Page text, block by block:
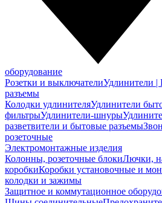
оборудование
Розетки и выключателиУдлинители |
разъемы
Колодки удлинителяУдлинители
фильтрыУдлинители-шнуры
разветвители и бытовые разъемы
розеточные
Электромонтажные изделия
Колонны, розеточные блокиЛючки,
коробкиКоробки установочные и
колодки и зажимы
Защитное и коммутационное